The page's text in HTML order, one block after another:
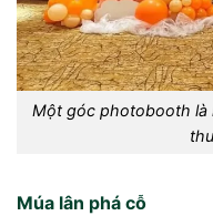
Một góc photobooth là
Múa lân phá cỗ